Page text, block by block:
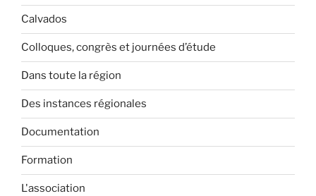
Calvados
Colloques, congrès et journées d’étude
Dans toute la région
Des instances régionales
Documentation
Formation
L'association